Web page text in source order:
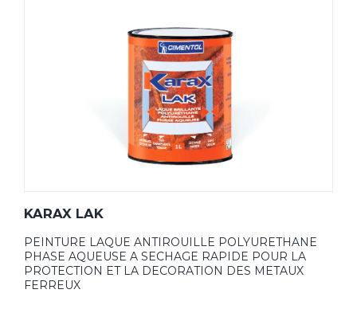
KARAX LAK
PEINTURE LAQUE ANTIROUILLE POLYURETHANE
PHASE AQUEUSE A SECHAGE RAPIDE POUR LA
PROTECTION ET LA DECORATION DES METAUX
FERREUX